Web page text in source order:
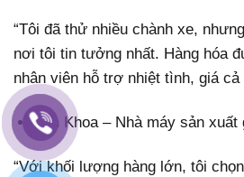
“Tôi đã thử nhiều chành xe,
nơi tôi tin tưởng nhất. Hàng hóa
nhân viên hỗ trợ nhiệt tình, giá cả
Anh Khoa – Nhà máy sản xuất
“Với khối lượng hàng lớn, tôi